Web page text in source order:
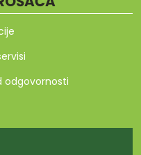
odgovornosti